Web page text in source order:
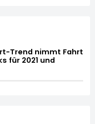
Trend nimmt Fahrt
für 2021 und